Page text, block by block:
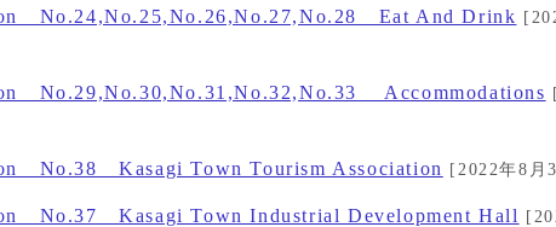
No.24,No.25,No.26,No.27,No.28 Eat And Drink
No.29,No.30,No.31,No.32,No.33 Accommodations
No.38 Kasagi Town Tourism Association [2022年8月
No.37 Kasagi Town Industrial Development Hall